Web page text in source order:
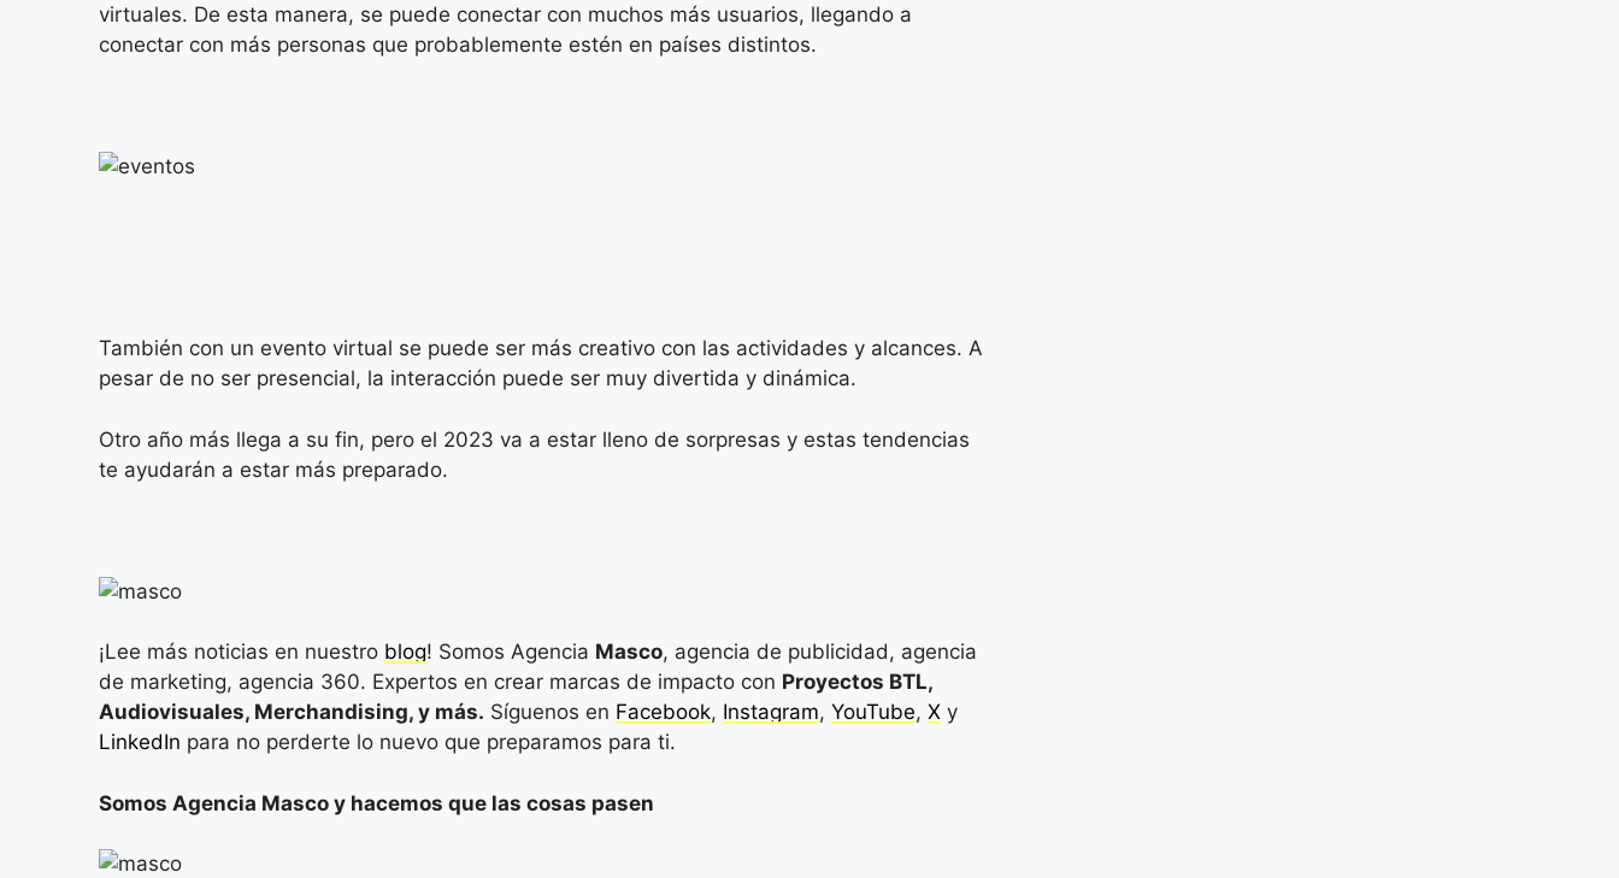
virtuales. De esta manera, se puede conectar con muchos más usuarios, llegando a
conectar con más personas que probablemente estén en países distintos.
También con un evento virtual se puede ser más creativo con las actividades y alcances. A
pesar de no ser presencial, la interacción puede ser muy divertida y dinámica.
Otro año más llega a su fin, pero el 2023 va a estar lleno de sorpresas y estas tendencias
te ayudarán a estar más preparado.
¡Lee más noticias en nuestro blog! Somos Agencia Masco, agencia de publicidad, agencia
de marketing, agencia 360. Expertos en crear marcas de impacto con Proyectos BTL,
Audiovisuales, Merchandising, y más. Síguenos en Facebook, Instagram, YouTube, X y
LinkedIn para no perderte lo nuevo que preparamos para ti.
Somos Agencia Masco y hacemos que las cosas pasen